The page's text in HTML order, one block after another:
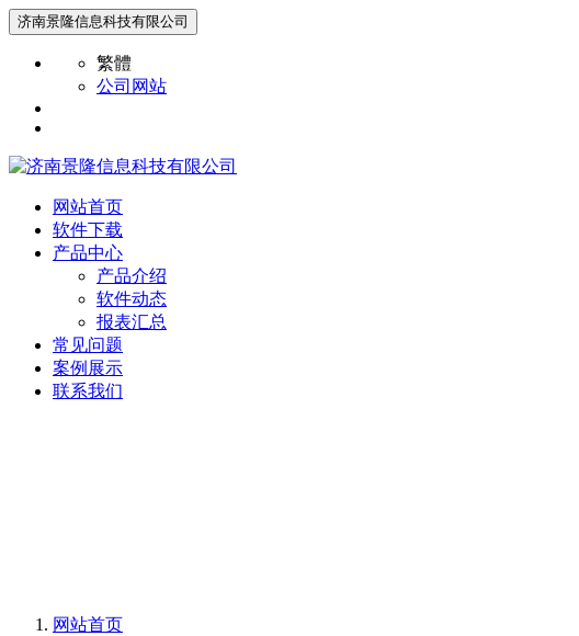
济南景隆信息科技有限公司
繁體
公司网站
网站首页
软件下载
产品中心
产品介绍
软件动态
报表汇总
常见问题
案例展示
联系我们
网站首页